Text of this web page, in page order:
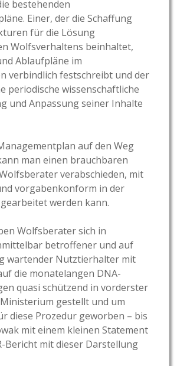
bestehenden
Einer, der die Schaffung
für die Lösung
Wolfsverhaltens beinhaltet,
Ablaufpläne im
verbindlich festschreibt und der
periodische wissenschaftliche
und Anpassung seiner Inhalte
auf den Weg
man einen brauchbaren
verabschieden, mit
vorgabenkonform in der
werden kann.
Wolfsberater sich in
betroffener und auf
wartender Nutztierhalter mit
die monatelangen DNA-
quasi schützend in vorderster
gestellt und um
diese Prozedur geworben – bis
mit einem kleinen Statement
Bericht mit dieser Darstellung